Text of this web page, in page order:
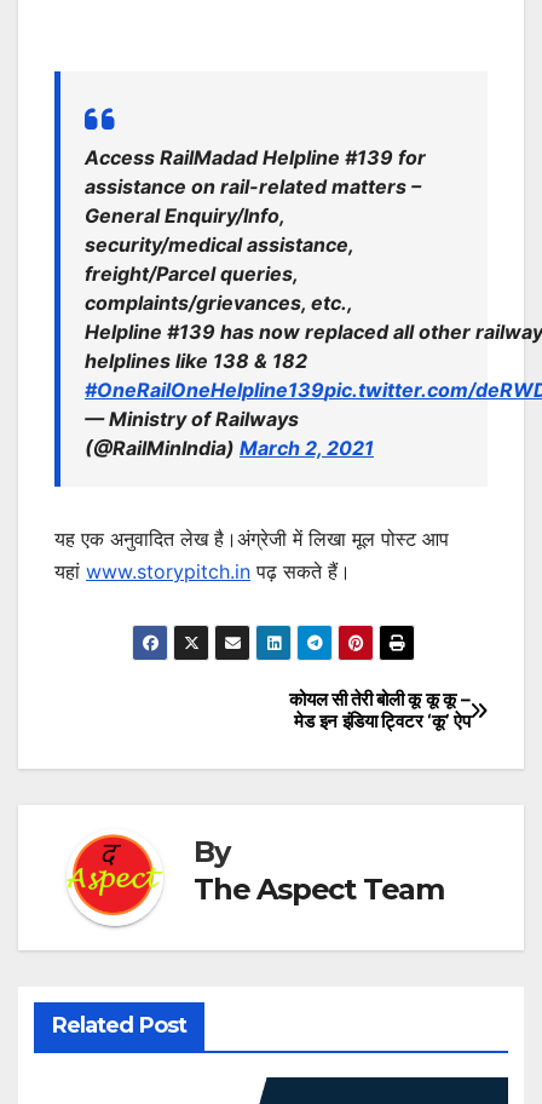
Access RailMadad Helpline #139 for
assistance on rail-related matters –
General Enquiry/Info,
security/medical assistance,
freight/Parcel queries,
complaints/grievances, etc.,
Helpline #139 has now replaced all other railway
helplines like 138 & 182
#OneRailOneHelpline139pic.twitter.com/
— Ministry of Railways
(@RailMinIndia) March 2, 2021
यह एक अनुवादित लेख है।अंग्रेजी में लिखा मूल पोस्ट आप
यहां www.storypitch.in पढ़ सकते हैं।
navigation
कोयल सी तेरी बोली कू कू कू –
मेड इन इंडिया ट्विटर ‘कू’ ऐप
By
The Aspect Team
Related Post